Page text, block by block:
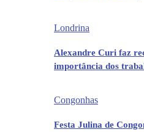
Londrina
Alexandre Curi faz
importância dos
Congonhas
Festa Julina de